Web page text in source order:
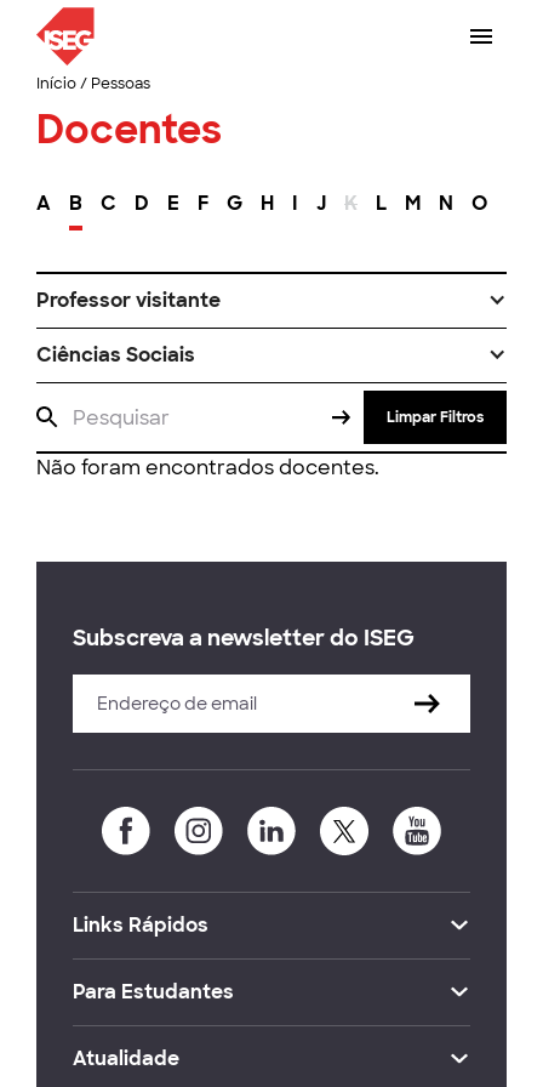
Início/ Pessoas
Docentes
A B C D E F G H I J K L M N O
Professor visitante
Ciências Sociais
Limpar Filtros
Não foram encontrados docentes.
Subscreva a newsletter do ISEG
Links Rápidos
Para Estudantes
Atualidade